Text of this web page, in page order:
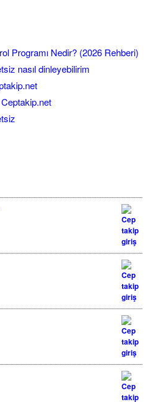
Programı Nedir? (2026 Rehberi)
nasıl dinleyebilirim